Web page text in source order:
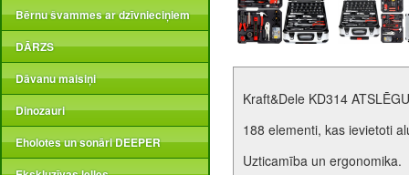
Bērnu švammes ar dzīvnieciņiem
DĀRZS
Dāvanu maisiņi
Dinozauri
Eholotes un sonāri DEEPER
Kraft&Dele KD314
188 elementi, kas ievietoti
Uzticamība un ergonomika.